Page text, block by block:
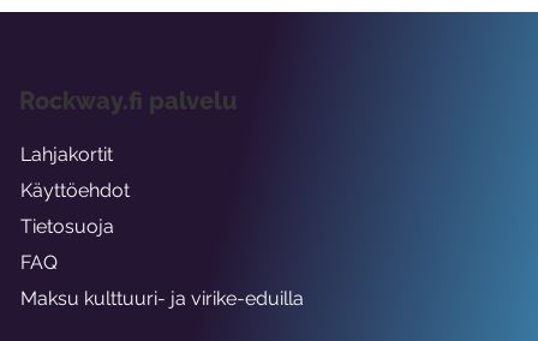
Rockway.fi palvelu
Lahjakortit
Käyttöehdot
Tietosuoja
FAQ
Maksu kulttuuri- ja virike-eduilla